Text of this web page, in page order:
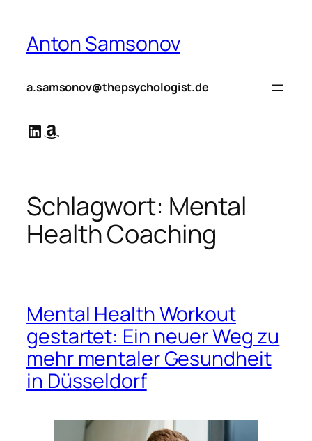
springen
Anton Samsonov
a.samsonov@thepsychologist.de
LinkedIn
Amazon
Schlagwort: Mental
Health Coaching
Mental Health Workout
gestartet: Ein neuer Weg zu
mehr mentaler Gesundheit
in Düsseldorf